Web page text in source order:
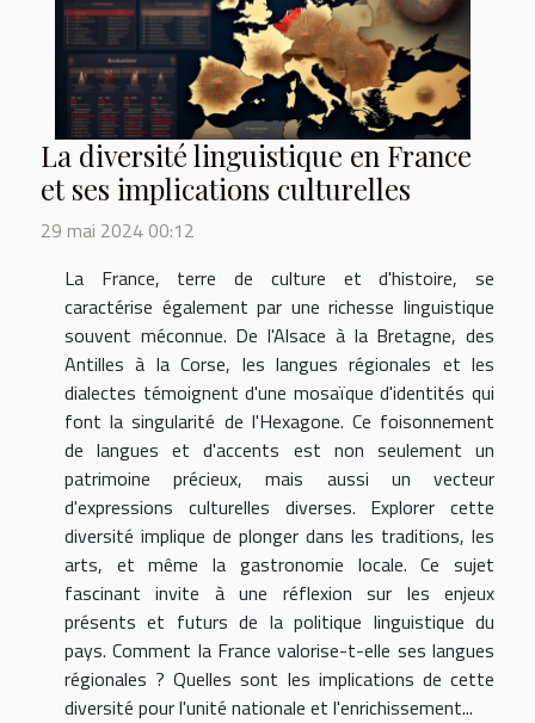
La diversité linguistique en France
et ses implications culturelles
29 mai 2024 00:12
La France, terre de culture et d'histoire, se
caractérise également par une richesse linguistique
souvent méconnue. De l'Alsace à la Bretagne, des
Antilles à la Corse, les langues régionales et les
dialectes témoignent d'une mosaïque d'identités qui
font la singularité de l'Hexagone. Ce foisonnement
de langues et d'accents est non seulement un
patrimoine précieux, mais aussi un vecteur
d'expressions culturelles diverses. Explorer cette
diversité implique de plonger dans les traditions, les
arts, et même la gastronomie locale. Ce sujet
fascinant invite à une réflexion sur les enjeux
présents et futurs de la politique linguistique du
pays. Comment la France valorise-t-elle ses langues
régionales ? Quelles sont les implications de cette
diversité pour l'unité nationale et l'enrichissement...